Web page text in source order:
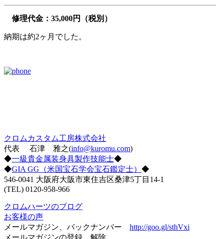
修理代金：35,000円（税別）
納期は約2ヶ月でした。
クロムカスタム工房株式会社
代表 石津 雅之(info@kuromu.com)
◆一級貴金属装身具製作技能士◆
◆GIA GG（米国宝石学会宝石鑑定士） ◆
546-0041 大阪府大阪市東住吉区桑津5丁目14-1
(TEL) 0120-958-966
クロムハーツのブログ
お客様の声
メールマガジン、バックナンバー http://goo.gl/sthVxi
メールマガジンの登録、解除